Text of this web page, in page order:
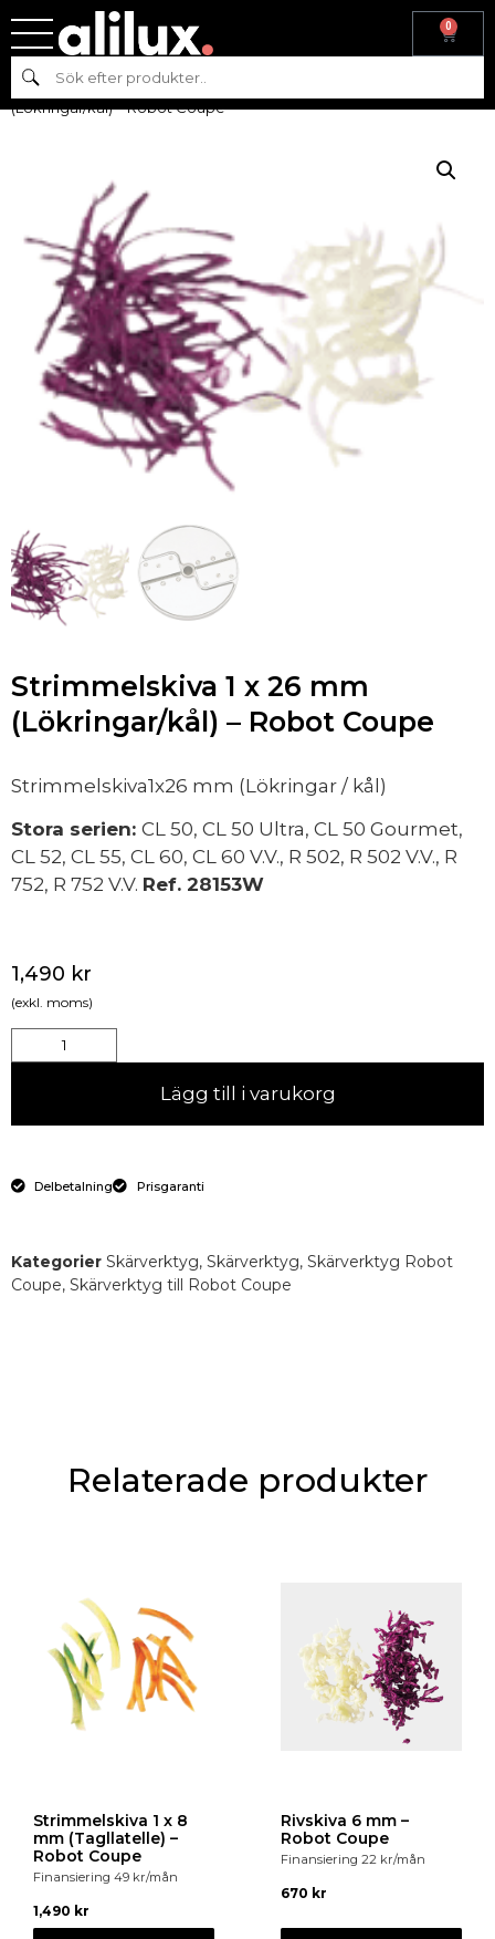
0
Sök
Hem
beredningsmaskiner/Skärverktyg
(Lökringar/kål) – Robot Coupe
Strimmelskiva 1 x 26 mm
(Lökringar/kål) – Robot Coupe
Strimmelskiva1x26 mm (Lökringar / kål)
Stora serien: CL 50, CL 50 Ultra, CL 50 Gourmet,
CL 52, CL 55, CL 60, CL 60 V.V., R 502, R 502 V.V., R
752, R 752 V.V. Ref. 28153W
1,490 kr
(exkl. moms)
Lägg till i varukorg
Delbetalning Prisgaranti
Kategorier Skärverktyg, Skärverktyg, Skärverktyg Robot
Coupe, Skärverktyg till Robot Coupe
Relaterade produkter
Strimmelskiva 1 x 8
mm (Tagllatelle) –
Robot Coupe
Finansiering 49 kr/mån
1,490 kr
Rivskiva 6 mm –
Robot Coupe
Finansiering 22 kr/mån
670 kr